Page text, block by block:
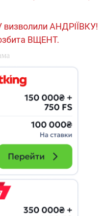
визволили АНДРІЇВКУ!
ВЩЕНТ.